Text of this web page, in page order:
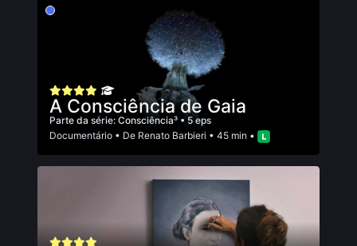
A Consciência de Gaia
Parte da série: Consciência³ • 5 eps
Documentário • De Renato Barbieri • 45 min •